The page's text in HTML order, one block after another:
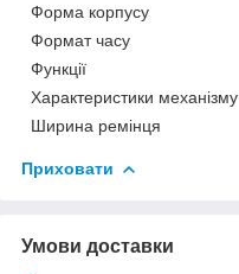
Форма корпусу
Формат часу
Функції
Характеристики механізму
Ширина ремінця
Приховати
Умови доставки